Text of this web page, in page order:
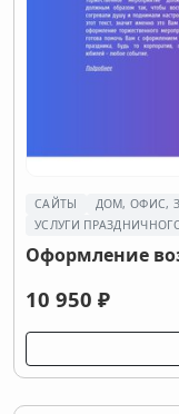
САЙТЫ
ДОМ, ОФИС,
УСЛУГИ
Оформление
10 950 ₽